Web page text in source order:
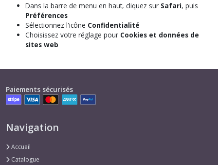
Dans la barre de menu en haut, cliquez sur Safari, puis
Préférences
Sélectionnez l'icône Confidentialité
Choisissez votre réglage pour Cookies et données de
sites web
Paiements sécurisés
Navigation
Accueil
Catalogue